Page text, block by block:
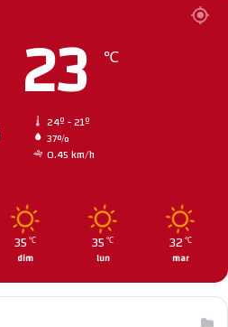
23 ℃
24º - 21º
37%
0.45 km/h
35 ℃
dim
35 ℃
lun
32 ℃
mar